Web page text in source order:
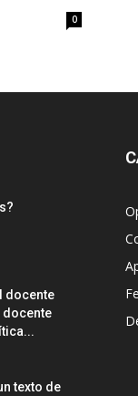
0
docente
texto de